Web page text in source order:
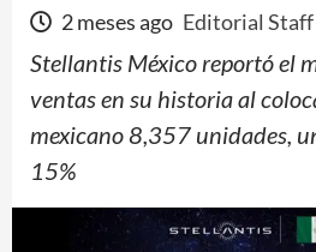
2 meses ago Editorial Staff
Stellantis México reportó el
ventas en su historia al
mexicano 8,357 unidades,
15%